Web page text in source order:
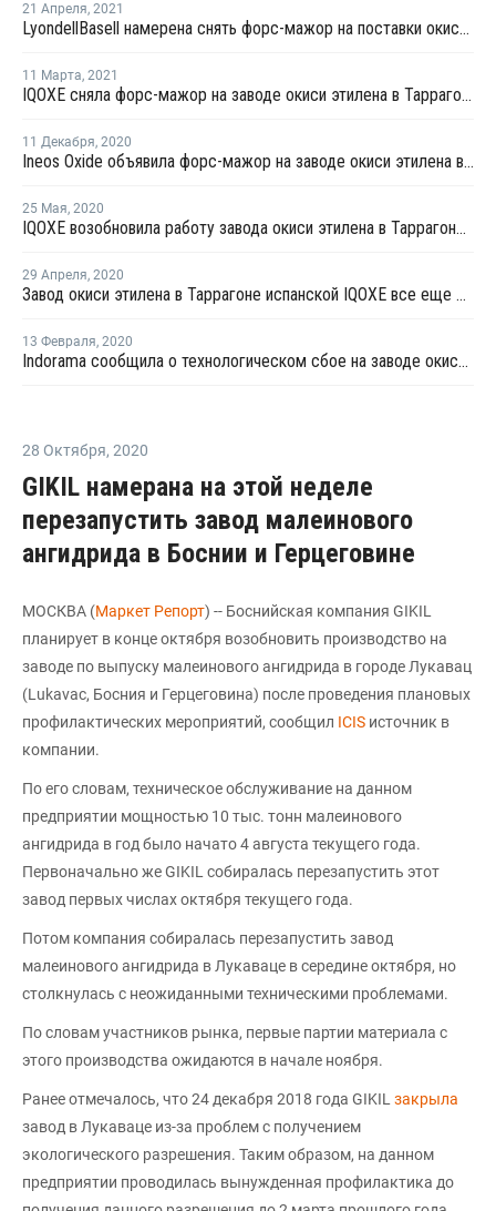
21 Апреля, 2021
LyondellBasell намерена снять форс-мажор на поставки окиси этилена и этиленгликоля в США
11 Марта, 2021
IQOXE сняла форс-мажор на заводе окиси этилена в Таррагоне
11 Декабря, 2020
Ineos Oxide объявила форс-мажор на заводе окиси этилена в Германии
25 Мая, 2020
IQOXE возобновила работу завода окиси этилена в Таррагоне после взрыва
29 Апреля, 2020
Завод окиси этилена в Таррагоне испанской IQOXE все еще остается закрытым после взрыва
13 Февраля, 2020
Indorama сообщила о технологическом сбое на заводе окиси этилена в Техасе
28 Октября, 2020
GIKIL намерана на этой неделе
перезапустить завод малеинового
ангидрида в Боснии и Герцеговине
МОСКВА (Маркет Репорт) -- Боснийская компания GIKIL
планирует в конце октября возобновить производство на
заводе по выпуску малеинового ангидрида в городе Лукавац
(Lukavac, Босния и Герцеговина) после проведения плановых
профилактических мероприятий, сообщил ICIS источник в
компании.
По его словам, техническое обслуживание на данном
предприятии мощностью 10 тыс. тонн малеинового
ангидрида в год было начато 4 августа текущего года.
Первоначально же GIKIL собиралась перезапустить этот
завод первых числах октября текущего года.
Потом компания собиралась перезапустить завод
малеинового ангидрида в Лукаваце в середине октября, но
столкнулась с неожиданными техническими проблемами.
По словам участников рынка, первые партии материала с
этого производства ожидаются в начале ноября.
Ранее отмечалось, что 24 декабря 2018 года GIKIL закрыла
завод в Лукаваце из-за проблем с получением
экологического разрешения. Таким образом, на данном
предприятии проводилась вынужденная профилактика до